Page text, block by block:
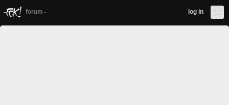
forum log in